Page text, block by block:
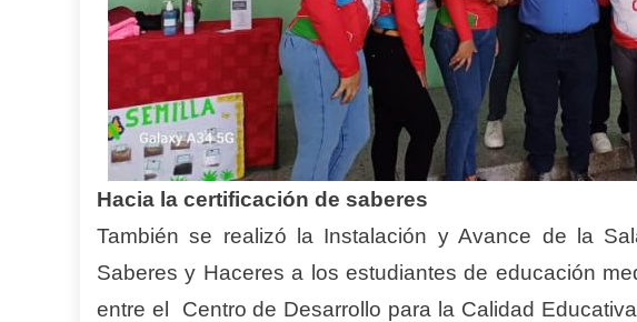
Hacia la certificación de saberes
También se realizó la Instalación y Avance de la
Saberes y Haceres a los estudiantes de educación
entre el Centro de Desarrollo para la Calidad